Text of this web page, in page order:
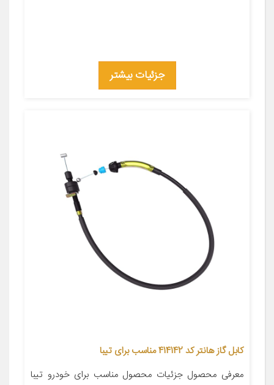
جزئیات بیشتر
کابل گاز هانتر کد 414142 مناسب برای تیبا
معرفی محصول جزئیات محصول مناسب برای خودرو تیبا